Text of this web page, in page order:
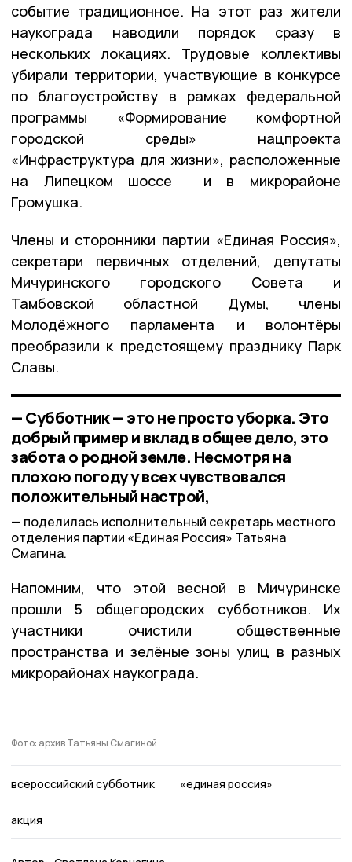
событие традиционное. На этот раз жители
наукограда наводили порядок сразу в
нескольких локациях. Трудовые коллективы
убирали территории, участвующие в конкурсе
по благоустройству в рамках федеральной
программы «Формирование комфортной
городской среды» нацпроекта
«Инфраструктура для жизни», расположенные
на Липецком шоссе и в микрорайоне
Громушка.
Члены и сторонники партии «Единая Россия»,
секретари первичных отделений, депутаты
Мичуринского городского Совета и
Тамбовской областной Думы, члены
Молодёжного парламента и волонтёры
преобразили к предстоящему празднику Парк
Славы.
— Субботник — это не просто уборка. Это
добрый пример и вклад в общее дело, это
забота о родной земле. Несмотря на
плохою погоду у всех чувствовался
положительный настрой,
поделилась исполнительный секретарь местного
отделения партии «Единая Россия» Татьяна
Смагина.
Напомним, что этой весной в Мичуринске
прошли 5 общегородских субботников. Их
участники очистили общественные
пространства и зелёные зоны улиц в разных
микрорайонах наукограда.
Фото: архив Татьяны Смагиной
всероссийский субботник «единая россия»
акция